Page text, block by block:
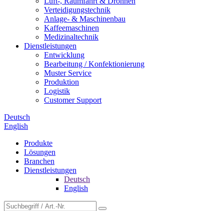
Verteidigungstechnik
Anlage- & Maschinenbau
Kaffeemaschinen
Medizinaltechnik
Dienstleistungen
Entwicklung
Bearbeitung / Konfektionierung
Muster Service
Produktion
Logistik
Customer Support
Deutsch
English
Produkte
Lösungen
Branchen
Dienstleistungen
Deutsch
English